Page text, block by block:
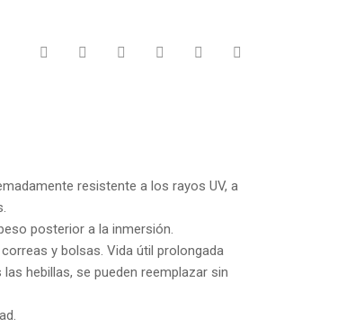
resistente a los rayos UV, a
posterior a la inmersión.
y bolsas. Vida útil prolongada
hebillas, se pueden reemplazar sin